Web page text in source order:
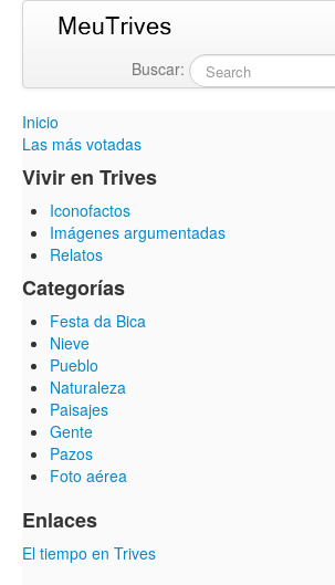
Buscar:
Inicio
Las más votadas
Vivir en Trives
Iconofactos
Imágenes argumentadas
Relatos
Categorías
Festa da Bica
Nieve
Pueblo
Naturaleza
Paisajes
Gente
Pazos
Foto aérea
Enlaces
El tiempo en Trives